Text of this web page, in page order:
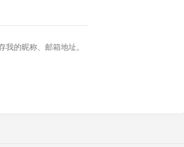
我的昵称、邮箱地址。